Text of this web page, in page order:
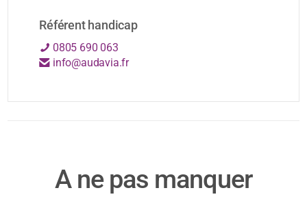
Référent handicap
0805 690 063
info@audavia.fr
A ne pas manquer